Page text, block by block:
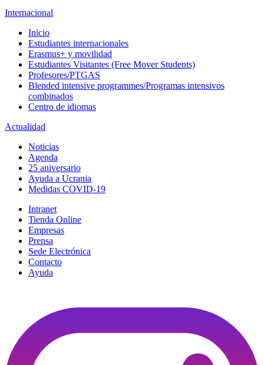
Internacional
Inicio
Estudiantes internacionales
Erasmus+ y movilidad
Estudiantes Visitantes (Free Mover Students)
Profesores/PTGAS
Blended intensive programmes/Programas intensivos
combinados
Centro de idiomas
Actualidad
Noticias
Agenda
25 aniversario
Ayuda a Ucrania
Medidas COVID-19
Intranet
Tienda Online
Empresas
Prensa
Sede Electrónica
Contacto
Ayuda